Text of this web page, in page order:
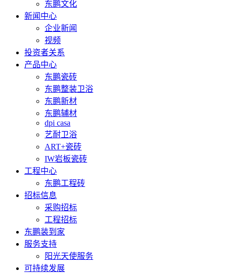
东鹏文化
新闻中心
企业新闻
视频
投资者关系
产品中心
东鹏瓷砖
东鹏整装卫浴
东鹏新材
东鹏辅材
dpi casa
艺耐卫浴
ART+瓷砖
IW岩板瓷砖
工程中心
东鹏工程砖
招标信息
采购招标
工程招标
东鹏装到家
服务支持
阳光天使服务
可持续发展